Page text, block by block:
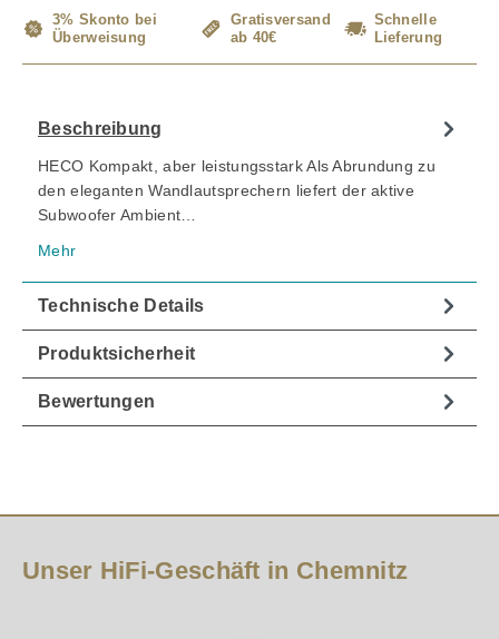
3% Skonto bei
Überweisung
Gratisversand
ab 40€
Schnelle
Lieferung
Beschreibung
HECO Kompakt, aber leistungsstark Als Abrundung zu
den eleganten Wandlautsprechern liefert der aktive
Subwoofer Ambient…
Mehr
Technische Details
Produktsicherheit
Bewertungen
Unser HiFi-Geschäft in Chemnitz